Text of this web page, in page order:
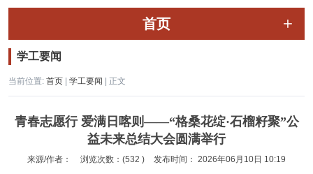
首页
学工要闻
当前位置: 首页 学工要闻 | 正文
青春志愿行 爱满日喀则——“格桑花绽·石榴籽聚”公
益未来总结大会圆满举行
来源/作者： 浏览次数：(532 ) 发布时间： 2026年06月10日 10:19